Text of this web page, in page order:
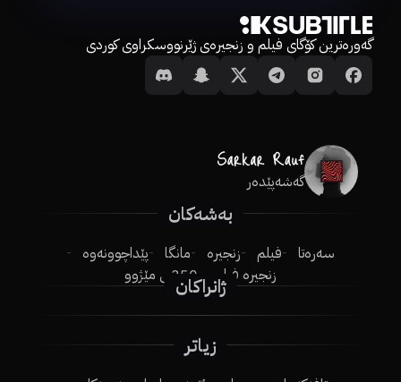
گەورەترین کۆگای فیلم و زنجیرەی ژێرنووسکراوی کوردی
گەشەپێدەر
بەشەکان
سەرەتا فیلم زنجیرە مانگا
پێداچوونەوە
زنجیرە فیلم
250ـی مێژوو
ژانراکان
زیاتر